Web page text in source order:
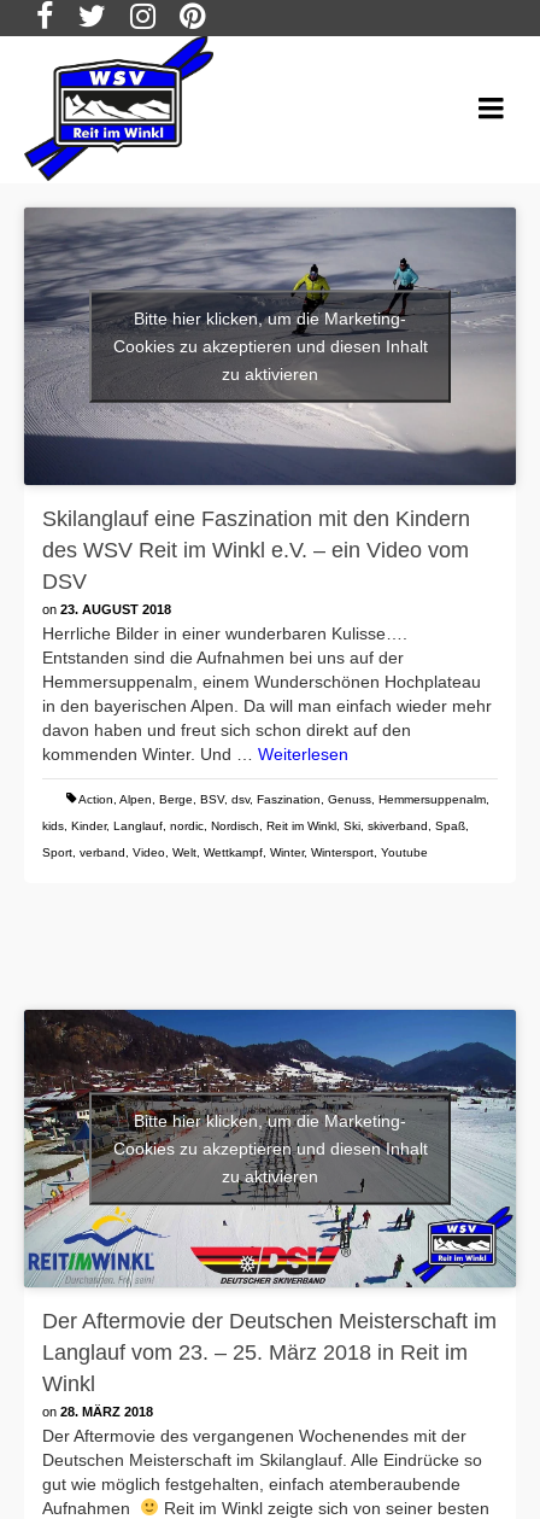
Bitte hier klicken, um die Marketing-
Cookies zu akzeptieren und diesen Inhalt
zu aktivieren
Skilanglauf eine Faszination mit den Kindern
des WSV Reit im Winkl e.V. – ein Video vom
DSV
on 23. AUGUST 2018
Herrliche Bilder in einer wunderbaren Kulisse….
Entstanden sind die Aufnahmen bei uns auf der
Hemmersuppenalm, einem Wunderschönen Hochplateau
in den bayerischen Alpen. Da will man einfach wieder mehr
davon haben und freut sich schon direkt auf den
kommenden Winter. Und … Weiterlesen
Action Alpen Berge BSV, dsv, Faszination Genuss Hemmersuppenalm
kids Kinder, Langlauf nordic Nordisch Reit im Winkl Ski skiverband Spaß
Sport verband Video Welt Wettkampf Winter, Wintersport Youtube
Bitte hier klicken, um die Marketing-
Cookies zu akzeptieren und diesen Inhalt
zu aktivieren
Der Aftermovie der Deutschen Meisterschaft im
Langlauf vom 23. – 25. März 2018 in Reit im
Winkl
on 28. MÄRZ 2018
Der Aftermovie des vergangenen Wochenendes mit der
Deutschen Meisterschaft im Skilanglauf. Alle Eindrücke so
gut wie möglich festgehalten, einfach atemberaubende
Aufnahmen
Reit im Winkl zeigte sich von seiner besten